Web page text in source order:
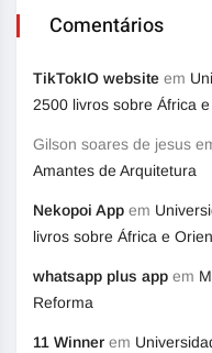
Comentários
TikTokIO website em
2500 livros sobre África
Gilson soares de jesus
Amantes de Arquitetura
Nekopoi App em
livros sobre África e
whatsapp plus app em
Reforma
11 Winner em